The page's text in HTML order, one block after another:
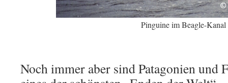
Pinguine im Beagle-Kanal
Noch immer aber sind Patagonien und